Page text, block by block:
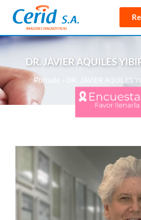
DR. JAVIER AQUILES
Portada DR. JAVIER AQUILES